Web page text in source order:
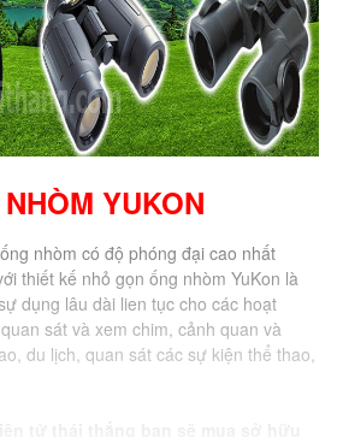
YUKON
nhòm có độ phóng đại cao nhất
thiết kế nhỏ gọn ống nhòm YuKon là
dụng lâu dài lien tục cho các hoạt
sát và xem chim, cảnh quan và
du lịch, quan sát các sự kiện thể thao,